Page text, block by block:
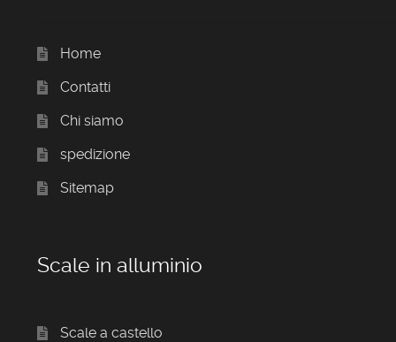
Home
Contatti
Chi siamo
spedizione
Sitemap
Scale in alluminio
Scale a castello